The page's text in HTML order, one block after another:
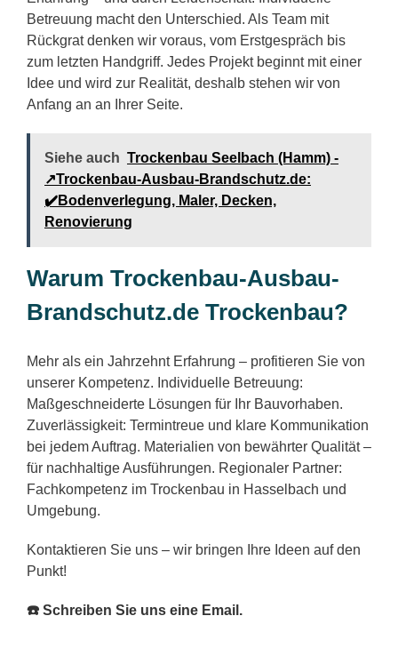
Betreuung macht den Unterschied. Als Team mit
Rückgrat denken wir voraus, vom Erstgespräch bis
zum letzten Handgriff. Jedes Projekt beginnt mit einer
Idee und wird zur Realität, deshalb stehen wir von
Anfang an an Ihrer Seite.
Siehe auch Trockenbau Seelbach (Hamm) -
↗️Trockenbau-Ausbau-Brandschutz.de:
✔️Bodenverlegung, Maler, Decken,
Renovierung
Warum Trockenbau-Ausbau-
Brandschutz.de Trockenbau?
Mehr als ein Jahrzehnt Erfahrung – profitieren Sie von
unserer Kompetenz. Individuelle Betreuung:
Maßgeschneiderte Lösungen für Ihr Bauvorhaben.
Zuverlässigkeit: Termintreue und klare Kommunikation
bei jedem Auftrag. Materialien von bewährter Qualität –
für nachhaltige Ausführungen. Regionaler Partner:
Fachkompetenz im Trockenbau in Hasselbach und
Umgebung.
Kontaktieren Sie uns – wir bringen Ihre Ideen auf den
Punkt!
☎️ Schreiben Sie uns eine Email.